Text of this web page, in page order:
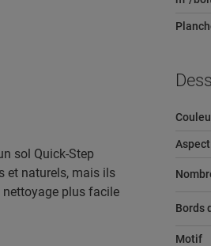
sol Quick-Step
et naturels, mais ils
nettoyage plus facile
Aspect
Bords
Motif